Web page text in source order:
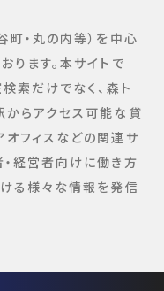
町・丸の内等）を中心
ります。本サイトで
索だけでなく、森ト
からアクセス可能な貸
フィスなどの関連サ
経営者向けに働き方
る様々な情報を発信